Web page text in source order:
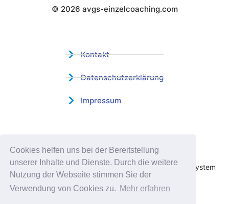
Cookies helfen uns bei der Bereitstellung
unserer Inhalte und Dienste. Durch die weitere
Nutzung der Webseite stimmen Sie der
Verwendung von Cookies zu. Mehr erfahren
Wistor GmbH
© 2026 avgs-einzelcoaching.com
Kontakt
Datenschutzerklärung
Impressum
Profitieren sie jetzt von unserer über 15 jährigen
Praxiserfahrung und unserem erfolgreichen Coachingsystem